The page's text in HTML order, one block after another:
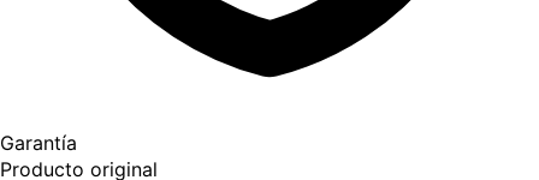
Garantía
Producto original